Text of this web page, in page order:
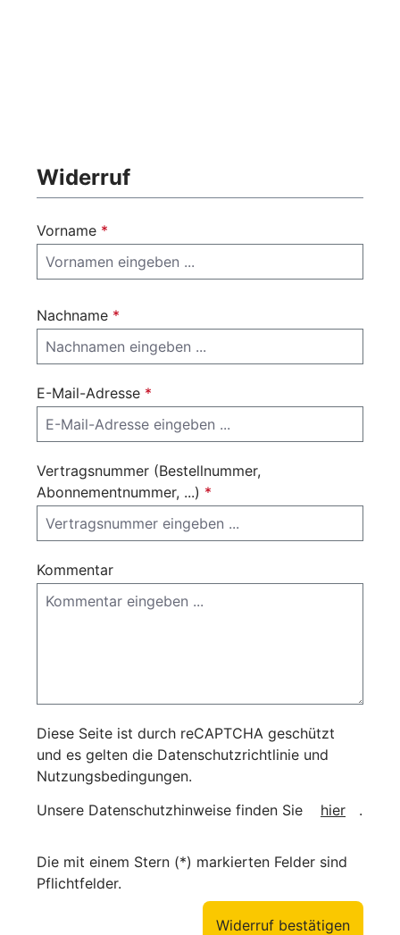
Widerruf
Vorname *
Nachname *
E-Mail-Adresse *
Vertragsnummer (Bestellnummer,
Abonnementnummer, ...) *
Kommentar
Diese Seite ist durch reCAPTCHA geschützt
und es gelten die Datenschutzrichtlinie und
Nutzungsbedingungen.
Unsere Datenschutzhinweise finden Sie
hier .
Die mit einem Stern (*) markierten Felder sind
Pflichtfelder.
Widerruf bestätigen